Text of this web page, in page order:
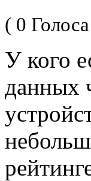
( 0
У кого
данных